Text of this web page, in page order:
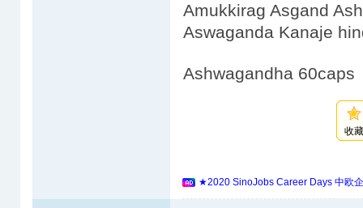
Amukkirag Asgand
Aswaganda Kanaje
Ashwagandha 60caps
收
★2020 SinoJobs Career Days 中欧